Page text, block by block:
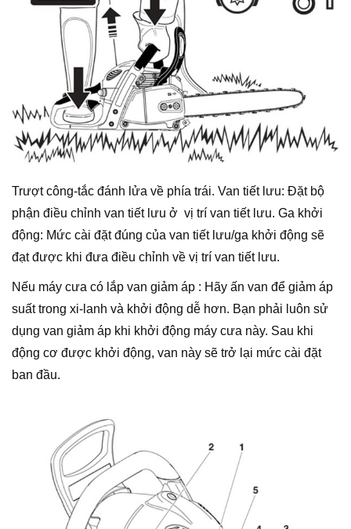
Trượt công-tắc đánh lửa về phía trái. Van tiết lưu: Đặt bộ
phận điều chỉnh van tiết lưu ở vị trí van tiết lưu. Ga khởi
động: Mức cài đặt đúng của van tiết lưu/ga khởi động sẽ
đạt được khi đưa điều chỉnh về vị trí van tiết lưu.
Nếu máy cưa có lắp van giảm áp : Hãy ấn van để giảm áp
suất trong xi-lanh và khởi động dễ hơn. Bạn phải luôn sử
dụng van giảm áp khi khởi động máy cưa này. Sau khi
động cơ được khởi động, van này sẽ trở lại mức cài đặt
ban đầu.